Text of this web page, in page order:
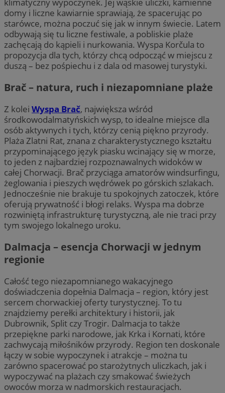
domy i liczne kawiarnie sprawiają, że spacerując po
starówce, można poczuć się jak w innym świecie. Latem
odbywają się tu liczne festiwale, a pobliskie plaże
zachęcają do kąpieli i nurkowania. Wyspa Korčula to
propozycja dla tych, którzy chcą odpocząć w miejscu z
duszą – bez pośpiechu i z dala od masowej turystyki.
Brač – natura, ruch i niezapomniane plaże
Z kolei Wyspa Brač, największa wśród
środkowodalmatyńskich wysp, to idealne miejsce dla
osób aktywnych i tych, którzy cenią piękno przyrody.
Plaża Zlatni Rat, znana z charakterystycznego kształtu
przypominającego język piasku wcinający się w morze,
to jeden z najbardziej rozpoznawalnych widoków w
całej Chorwacji. Brač przyciąga amatorów windsurfingu,
żeglowania i pieszych wędrówek po górskich szlakach.
Jednocześnie nie brakuje tu spokojnych zatoczek, które
oferują prywatność i błogi relaks. Wyspa ma dobrze
rozwiniętą infrastrukturę turystyczną, ale nie traci przy
tym swojego lokalnego uroku.
Dalmacja – esencja Chorwacji w jednym
regionie
Całość tego niezapomnianego wakacyjnego
doświadczenia dopełnia Dalmacja – region, który jest
sercem chorwackiej oferty turystycznej. To tu
znajdziemy perełki architektury i historii, jak
Dubrownik, Split czy Trogir. Dalmacja to także
przepiękne parki narodowe, jak Krka i Kornati, które
zachwycają miłośników przyrody. Region ten doskonale
łączy w sobie wypoczynek i atrakcje – można tu
zarówno spacerować po starożytnych uliczkach, jak i
wypoczywać na plażach czy smakować świeżych
owoców morza w nadmorskich restauracjach.